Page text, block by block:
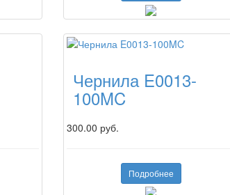
Чернила E0013-
100MC
300.00 руб.
Подробнее